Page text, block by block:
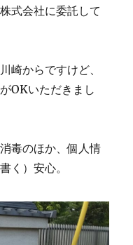
式会社に委託して
崎からですけど、
OKいただきまし
毒のほか、個人情
く）安心。